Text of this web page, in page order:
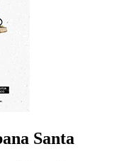
Santa